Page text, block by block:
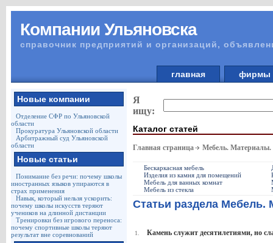
Компании Ульяновска
справочник предприятий и организаций,
главная
Новые компании
Отделение СФР по Ульяновской
области
Прокуратура Ульяновской области
Арбитражный суд Ульяновской
области
Новые статьи
Понимание без речи: почему школы
иностранных языков упираются в
страх применения
Навык, который нельзя ускорить:
почему школы искусств теряют
учеников на длинной дистанции
Тренировки без игрового переноса:
почему спортивные школы теряют
результат вне соревнований
Я
ищу:
Каталог статей
Главная страница Мебель.
Бескаркасная мебель
Изделия из камня для помещений
Мебель для ванных комнат
Мебель из стекла
Статьи раздела
1. Камень служит десятилетиями, но